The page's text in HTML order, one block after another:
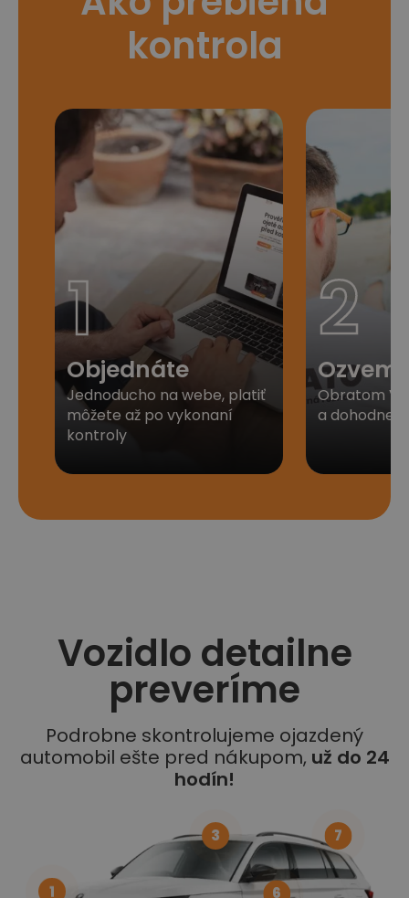
kontrola
1
Objednáte
Jednoducho na webe, platiť
môžete až po vykonaní
kontroly
2
Obratom
a
Vozidlo detailne
preveríme
Podrobne skontrolujeme ojazdený
automobil ešte pred nákupom, už do 24
hodín!
1
3
6
7